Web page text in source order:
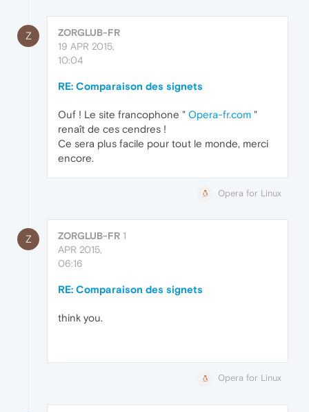
Z
ZORGLUB-FR
19 APR 2015,
10:04
RE: Comparaison des signets
Ouf ! Le site francophone " Opera-fr.com "
renaît de ces cendres !
Ce sera plus facile pour tout le monde, merci
encore.
Opera for Linux
Z ZORGLUB-FR 1
APR 2015,
06:16
RE: Comparaison des signets
think you.
Opera for Linux